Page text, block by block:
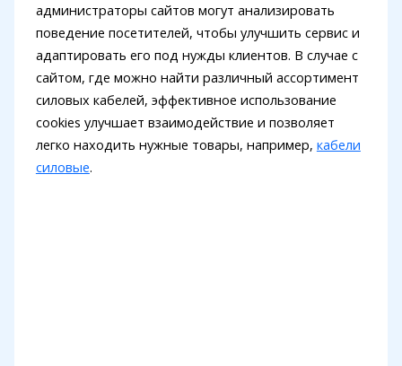
администраторы сайтов могут анализировать
поведение посетителей, чтобы улучшить сервис и
адаптировать его под нужды клиентов. В случае с
сайтом, где можно найти различный ассортимент
силовых кабелей, эффективное использование
cookies улучшает взаимодействие и позволяет
легко находить нужные товары, например, кабели
силовые.